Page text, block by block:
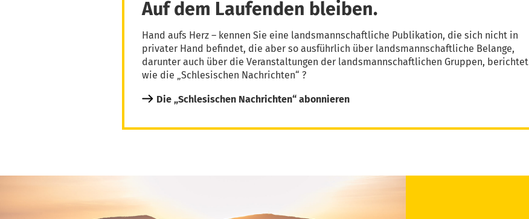
Auf dem Laufenden bleiben.
Hand aufs Herz – kennen Sie eine landsmannschaftliche Publikation, die sich nicht in
privater Hand befindet, die aber so ausführlich über landsmannschaftliche Belange,
darunter auch über die Veranstaltungen der landsmannschaftlichen Gruppen, berichtet
wie die „Schlesischen Nachrichten“ ?
Die „Schlesischen Nachrichten“ abonnieren